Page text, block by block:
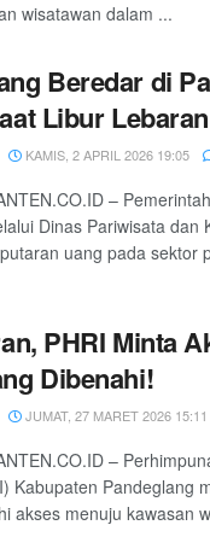
wisatawan dalam ...
Beredar di
Libur Lebaran
KAMIS, 2 APRIL 2026 19:05
–
Dinas Pariwisata dan
uang pada sektor
PHRI Minta
Dibenahi!
JUMAT, 27 MARET 2026 15:11
–
Kabupaten Pandeglang
akses menuju kawasan